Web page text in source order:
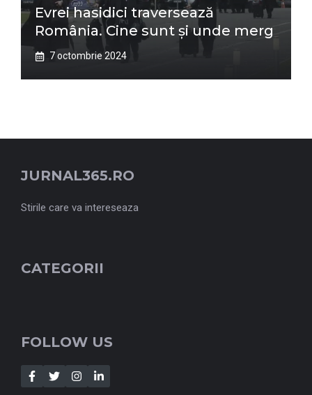
Evrei hasidici traversează
România. Cine sunt și unde merg
7 octombrie 2024
JURNAL365.RO
Stirile care va intereseaza
CATEGORII
FOLLOW US